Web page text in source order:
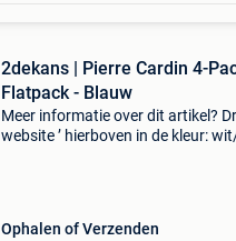
2dekans | Pierre Cardin 4-
Flatpack - Blauw
Meer informatie over dit artikel?
website ’ hierboven in de kleur:
Ophalen of Verzenden